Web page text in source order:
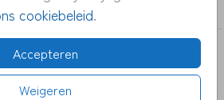
cookiebeleid.
Accepteren
Weigeren
JE MISSCHIEN OOK